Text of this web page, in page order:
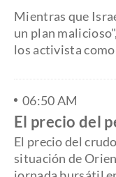
​Mientras que
un plan
los activista
06:50 AM
El precio del
El precio del
situación de